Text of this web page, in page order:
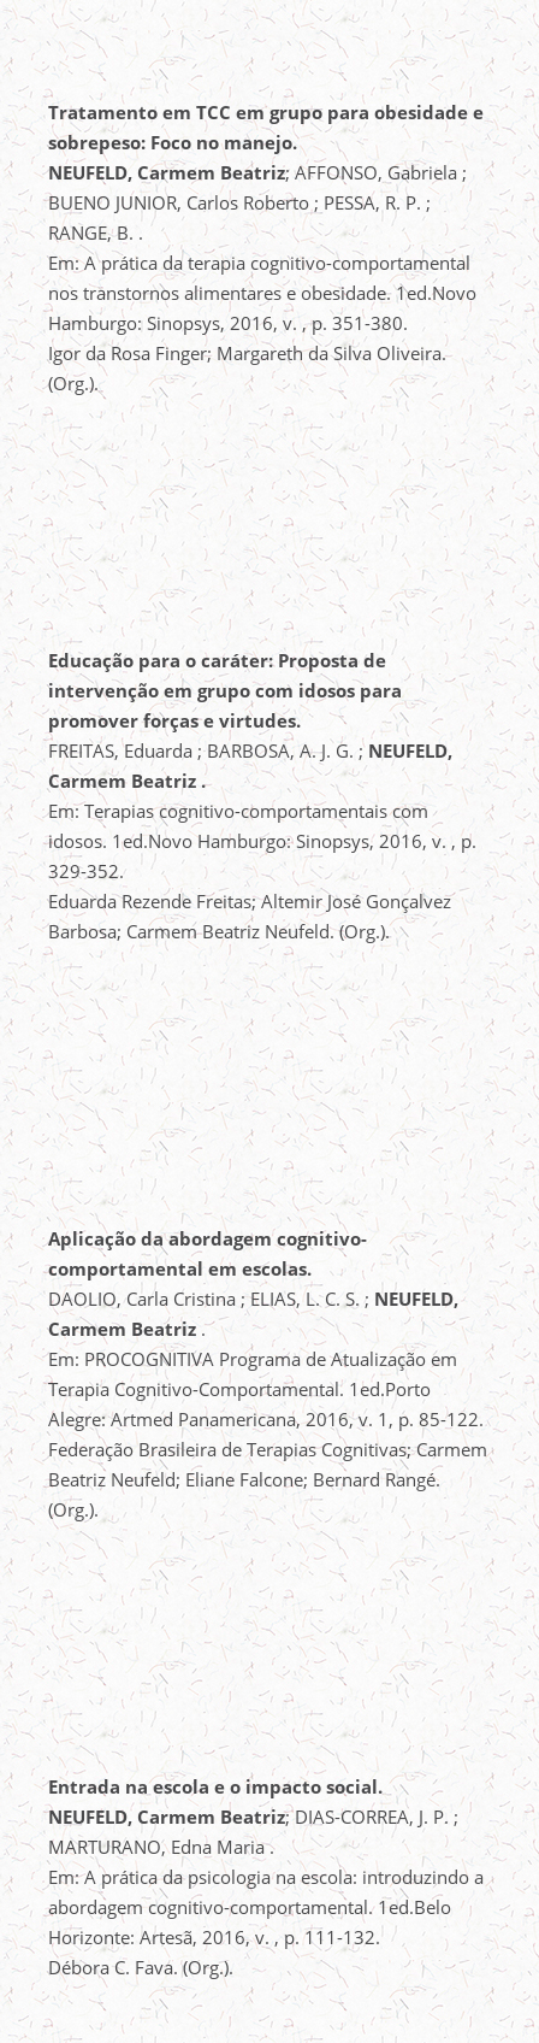
Tratamento em TCC em grupo para obesidade e
sobrepeso: Foco no manejo.
NEUFELD, Carmem Beatriz; AFFONSO, Gabriela ;
BUENO JUNIOR, Carlos Roberto ; PESSA, R. P. ;
RANGE, B. .
Em: A prática da terapia cognitivo-comportamental
nos transtornos alimentares e obesidade. 1ed.Novo
Hamburgo: Sinopsys, 2016, v. , p. 351-380.
Igor da Rosa Finger; Margareth da Silva Oliveira.
(Org.).
Educação para o caráter: Proposta de
intervenção em grupo com idosos para
promover forças e virtudes.
FREITAS, Eduarda ; BARBOSA, A. J. G. ; NEUFELD,
Carmem Beatriz .
Em: Terapias cognitivo-comportamentais com
idosos. 1ed.Novo Hamburgo: Sinopsys, 2016, v. , p.
329-352.
Eduarda Rezende Freitas; Altemir José Gonçalvez
Barbosa; Carmem Beatriz Neufeld. (Org.).
Aplicação da abordagem cognitivo-
comportamental em escolas.
DAOLIO, Carla Cristina ; ELIAS, L. C. S. ; NEUFELD,
Carmem Beatriz .
Em: PROCOGNITIVA Programa de Atualização em
Terapia Cognitivo-Comportamental. 1ed.Porto
Alegre: Artmed Panamericana, 2016, v. 1, p. 85-122.
Federação Brasileira de Terapias Cognitivas; Carmem
Beatriz Neufeld; Eliane Falcone; Bernard Rangé.
(Org.).
Entrada na escola e o impacto social.
NEUFELD, Carmem Beatriz; DIAS-CORREA, J. P. ;
MARTURANO, Edna Maria .
Em: A prática da psicologia na escola: introduzindo a
abordagem cognitivo-comportamental. 1ed.Belo
Horizonte: Artesã, 2016, v. , p. 111-132.
Débora C. Fava. (Org.).